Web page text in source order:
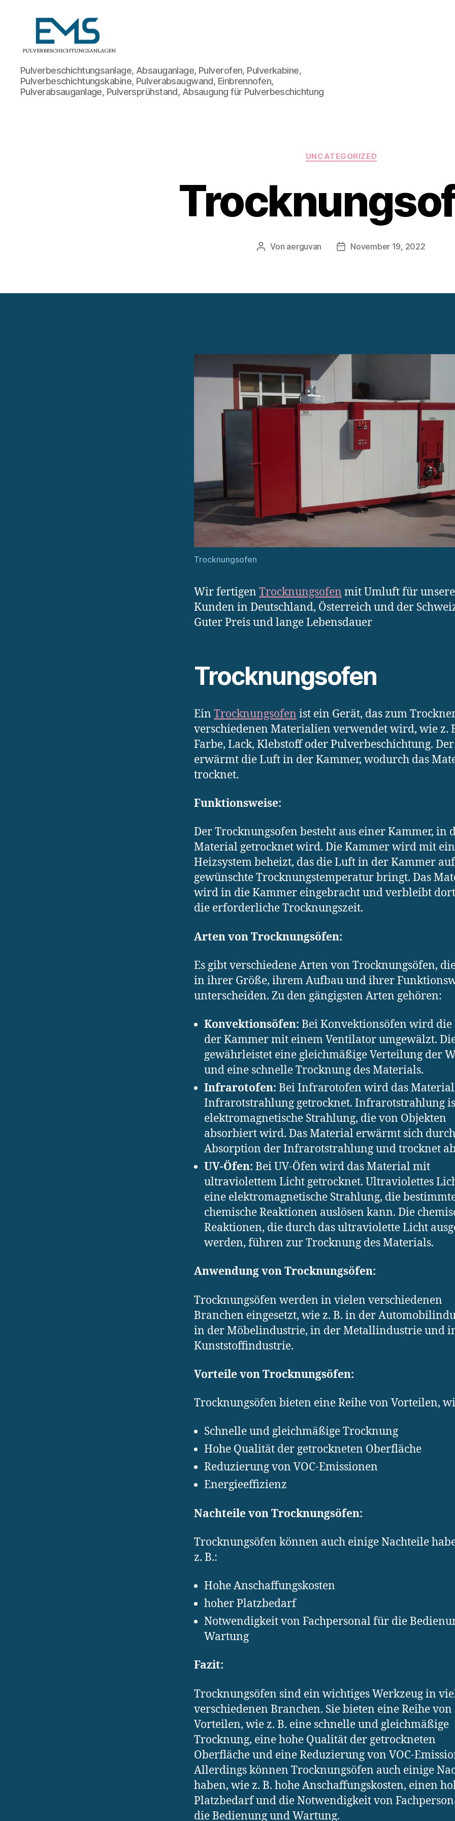
Pulverbeschichtungsanlage
Pulverbeschichtungsanlage, Absauganlage, Pulverofen, Pulverkabine,
Pulverbeschichtungskabine, Pulverabsaugwand, Einbrennofen,
Pulverabsauganlage, Pulversprühstand, Absaugung für Pulverbeschichtung
Kategorien
UNCATEGORIZED
Beitragsautor
Von aerguvan Veröffentlichungsdatum
November 19, 2022
Trocknungsofen
Wir fertigen Trocknungsofen mit Umluft für unsere
Kunden in Deutschland, Österreich und der
Guter Preis und lange Lebensdauer
Trocknungsofen
Ein Trocknungsofen ist ein Gerät, das zum
verschiedenen Materialien verwendet wird, wie z.
Farbe, Lack, Klebstoff oder Pulverbeschichtung.
erwärmt die Luft in der Kammer, wodurch das
trocknet.
Funktionsweise:
Der Trocknungsofen besteht aus einer Kammer, in
Material getrocknet wird. Die Kammer wird mit
Heizsystem beheizt, das die Luft in der Kammer
gewünschte Trocknungstemperatur bringt. Das
wird in die Kammer eingebracht und verbleibt
die erforderliche Trocknungszeit.
Arten von Trocknungsöfen:
Es gibt verschiedene Arten von Trocknungsöfen,
in ihrer Größe, ihrem Aufbau und ihrer
unterscheiden. Zu den gängigsten Arten gehören:
Konvektionsöfen: Bei Konvektionsöfen wird
der Kammer mit einem Ventilator umgewälzt.
gewährleistet eine gleichmäßige Verteilung der
und eine schnelle Trocknung des Materials.
Infrarotofen: Bei Infrarotofen wird das
Infrarotstrahlung getrocknet. Infrarotstrahlung
elektromagnetische Strahlung, die von Objekten
absorbiert wird. Das Material erwärmt sich
Absorption der Infrarotstrahlung und trocknet
UV-Öfen: Bei UV-Öfen wird das Material mit
ultraviolettem Licht getrocknet. Ultraviolettes
eine elektromagnetische Strahlung, die
chemische Reaktionen auslösen kann. Die
Reaktionen, die durch das ultraviolette Licht
werden, führen zur Trocknung des Materials.
Anwendung von Trocknungsöfen:
Trocknungsöfen werden in vielen verschiedenen
Branchen eingesetzt, wie z. B. in der
in der Möbelindustrie, in der Metallindustrie und
Kunststoffindustrie.
Vorteile von Trocknungsöfen:
Trocknungsöfen bieten eine Reihe von Vorteilen,
Schnelle und gleichmäßige Trocknung
Hohe Qualität der getrockneten Oberfläche
Reduzierung von VOC-Emissionen
Energieeffizienz
Nachteile von Trocknungsöfen:
Trocknungsöfen können auch einige Nachteile
z. B.:
Hohe Anschaffungskosten
hoher Platzbedarf
Notwendigkeit von Fachpersonal für die
Wartung
Fazit:
Trocknungsöfen sind ein wichtiges Werkzeug in
verschiedenen Branchen. Sie bieten eine Reihe von
Vorteilen, wie z. B. eine schnelle und gleichmäßige
Trocknung, eine hohe Qualität der getrockneten
Oberfläche und eine Reduzierung von VOC-
Allerdings können Trocknungsöfen auch einige
haben, wie z. B. hohe Anschaffungskosten, einen
Platzbedarf und die Notwendigkeit von
die Bedienung und Wartung.